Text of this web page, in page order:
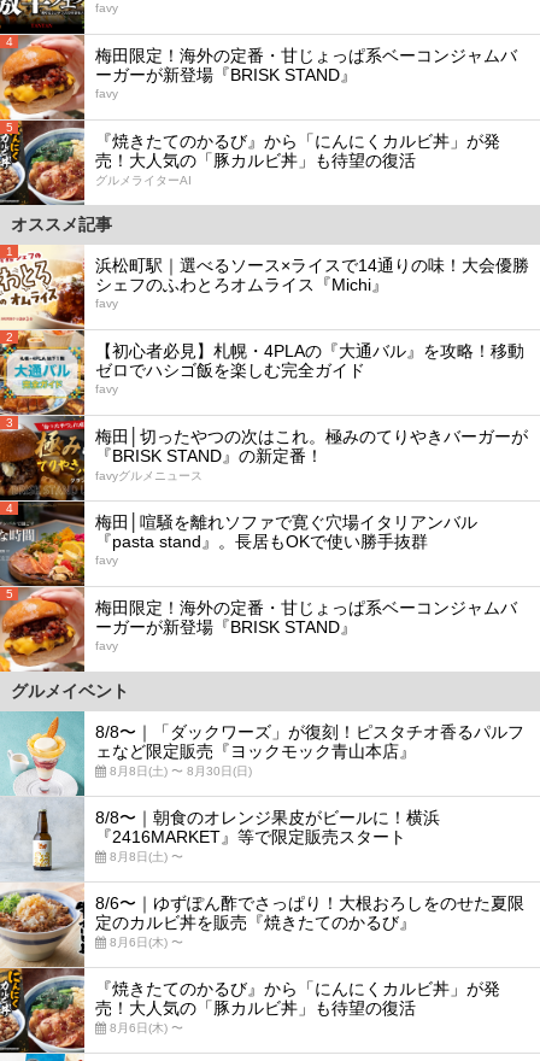
favy
4
梅田限定！海外の定番・甘じょっぱ系ベーコンジャムバ
ーガーが新登場『BRISK STAND』
favy
5
『焼きたてのかるび』から「にんにくカルビ丼」が発
売！大人気の「豚カルビ丼」も待望の復活
グルメライターAI
オススメ記事
1
浜松町駅｜選べるソース×ライスで14通りの味！大会優勝
シェフのふわとろオムライス『Michi』
favy
2
【初心者必見】札幌・4PLAの『大通バル』を攻略！移動
ゼロでハシゴ飯を楽しむ完全ガイド
favy
3
梅田│切ったやつの次はこれ。極みのてりやきバーガーが
『BRISK STAND』の新定番！
favyグルメニュース
4
梅田│喧騒を離れソファで寛ぐ穴場イタリアンバル
『pasta stand』。長居もOKで使い勝手抜群
favy
5
梅田限定！海外の定番・甘じょっぱ系ベーコンジャムバ
ーガーが新登場『BRISK STAND』
favy
グルメイベント
8/8〜｜「ダックワーズ」が復刻！ピスタチオ香るパルフ
ェなど限定販売『ヨックモック青山本店』
8月8日(土) 〜 8月30日(日)
8/8〜｜朝食のオレンジ果皮がビールに！横浜
『2416MARKET』等で限定販売スタート
8月8日(土) 〜
8/6〜｜ゆずぽん酢でさっぱり！大根おろしをのせた夏限
定のカルビ丼を販売『焼きたてのかるび』
8月6日(木) 〜
『焼きたてのかるび』から「にんにくカルビ丼」が発
売！大人気の「豚カルビ丼」も待望の復活
8月6日(木) 〜